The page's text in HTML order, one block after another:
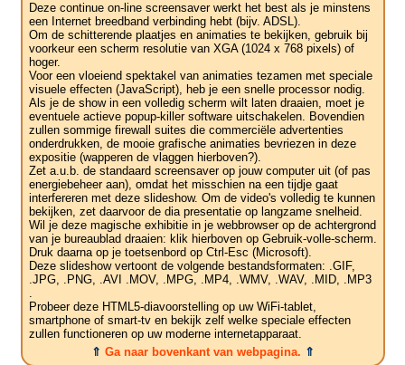
Deze continue on-line screensaver werkt het best als je minstens
een Internet breedband verbinding hebt (bijv. ADSL).
Om de schitterende plaatjes en animaties te bekijken, gebruik bij
voorkeur een scherm resolutie van XGA (1024 x 768 pixels) of
hoger.
Voor een vloeiend spektakel van animaties tezamen met speciale
visuele effecten (JavaScript), heb je een snelle processor nodig.
Als je de show in een volledig scherm wilt laten draaien, moet je
eventuele actieve popup-killer software uitschakelen. Bovendien
zullen sommige firewall suites die commerciële advertenties
onderdrukken, de mooie grafische animaties bevriezen in deze
expositie (wapperen de vlaggen hierboven?).
Zet a.u.b. de standaard screensaver op jouw computer uit (of pas
energiebeheer aan), omdat het misschien na een tijdje gaat
interfereren met deze slideshow. Om de video's volledig te kunnen
bekijken, zet daarvoor de dia presentatie op langzame snelheid.
Wil je deze magische exhibitie in je webbrowser op de achtergrond
van je bureaublad draaien: klik hierboven op Gebruik-volle-scherm.
Druk daarna op je toetsenbord op Ctrl-Esc (Microsoft).
Deze slideshow vertoont de volgende bestandsformaten: .GIF,
.JPG, .PNG, .AVI .MOV, .MPG, .MP4, .WMV, .WAV, .MID, .MP3
.
Probeer deze HTML5-diavoorstelling op uw WiFi-tablet,
smartphone of smart-tv en bekijk zelf welke speciale effecten
zullen functioneren op uw moderne internetapparaat.
⇑ Ga naar bovenkant van webpagina. ⇑